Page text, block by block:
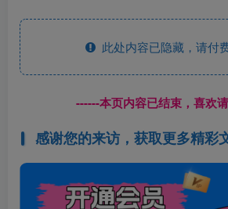
此处内容已隐藏，请付
------本页内容已结束，喜欢
感谢您的来访，获取更多精彩